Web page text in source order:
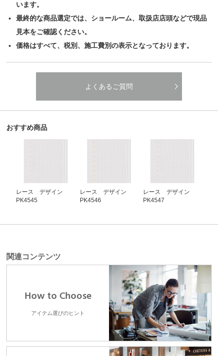
います。
最終的な商品選定では、ショールーム、取扱店店頭などで現品
見本をご確認ください。
価格はすべて、税別、施工費別の表示となっております。
よくあるご質問
おすすめ商品
レース デザイン
PK4545
レース デザイン
PK4546
レース デザイン
PK4547
関連コンテンツ
How to Choose
アイテム選びのヒント